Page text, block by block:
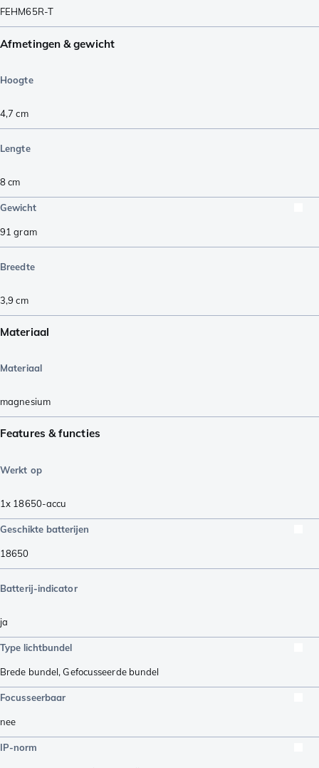
FEHM65R-T
Afmetingen & gewicht
Hoogte
4,7 cm
Lengte
8cm
Gewicht
91 gram
Breedte
3,9 cm
Materiaal
Materiaal
magnesium
Features & functies
Werkt op
1x 18650-accu
Geschikte batterijen
18650
Batterij-indicator
ja
Type lichtbundel
Brede bundel,Gefocusseerde bundel
Focusseerbaar
nee
IP-norm